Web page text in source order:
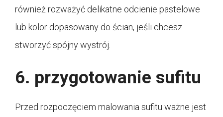
również rozważyć delikatne odcienie pastelowe
lub kolor dopasowany do ścian, jeśli chcesz
stworzyć spójny wystrój.
6. przygotowanie sufitu
Przed rozpoczęciem malowania sufitu ważne jest